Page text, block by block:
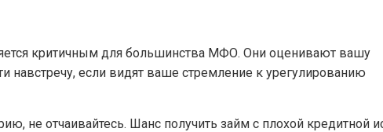
критичным для большинства МФО. Они оценивают вашу
навстречу, если видят ваше стремление к урегулированию
не отчаивайтесь. Шанс получить займ с плохой кредитной